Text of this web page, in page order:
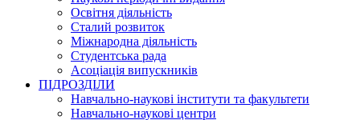
Освітня діяльність
Сталий розвиток
Міжнародна діяльність
Студентська рада
Асоціація випускників
ПІДРОЗДІЛИ
Навчально-наукові інститути та факультети
Навчально-наукові центри